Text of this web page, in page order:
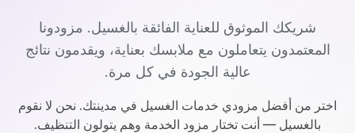
شريكك الموثوق للعناية الفائقة بالغسيل. مزودونا
المعتمدون يتعاملون مع ملابسك بعناية، ويقدمون نتائج
عالية الجودة في كل مرة.
اختر من أفضل مزودي خدمات الغسيل في مدينتك. نحن لا نقوم
بالغسيل — أنت تختار مزود الخدمة وهم يتولون التنظيف.